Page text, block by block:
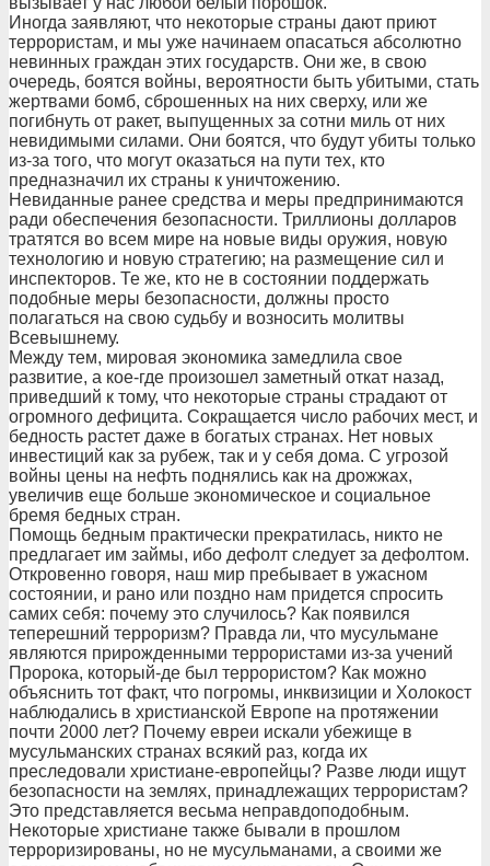
Иногда заявляют, что некоторые страны дают приют
террористам, и мы уже начинаем опасаться абсолютно
невинных граждан этих государств. Они же, в свою
очередь, боятся войны, вероятности быть убитыми, стать
жертвами бомб, сброшенных на них сверху, или же
погибнуть от ракет, выпущенных за сотни миль от них
невидимыми силами. Они боятся, что будут убиты только
из-за того, что могут оказаться на пути тех, кто
предназначил их страны к уничтожению.
Невиданные ранее средства и меры предпринимаются
ради обеспечения безопасности. Триллионы долларов
тратятся во всем мире на новые виды оружия, новую
технологию и новую стратегию; на размещение сил и
инспекторов. Те же, кто не в состоянии поддержать
подобные меры безопасности, должны просто
полагаться на свою судьбу и возносить молитвы
Всевышнему.
Между тем, мировая экономика замедлила свое
развитие, а кое-где произошел заметный откат назад,
приведший к тому, что некоторые страны страдают от
огромного дефицита. Сокращается число рабочих мест, и
бедность растет даже в богатых странах. Нет новых
инвестиций как за рубеж, так и у себя дома. С угрозой
войны цены на нефть поднялись как на дрожжах,
увеличив еще больше экономическое и социальное
бремя бедных стран.
Помощь бедным практически прекратилась, никто не
предлагает им займы, ибо дефолт следует за дефолтом.
Откровенно говоря, наш мир пребывает в ужасном
состоянии, и рано или поздно нам придется спросить
самих себя: почему это случилось? Как появился
теперешний терроризм? Правда ли, что мусульмане
являются прирожденными террористами из-за учений
Пророка, который-де был террористом? Как можно
объяснить тот факт, что погромы, инквизиции и Холокост
наблюдались в христианской Европе на протяжении
почти 2000 лет? Почему евреи искали убежище в
мусульманских странах всякий раз, когда их
преследовали христиане-европейцы? Разве люди ищут
безопасности на землях, принадлежащих террористам?
Это представляется весьма неправдоподобным.
Некоторые христиане также бывали в прошлом
терроризированы, но не мусульманами, а своими же